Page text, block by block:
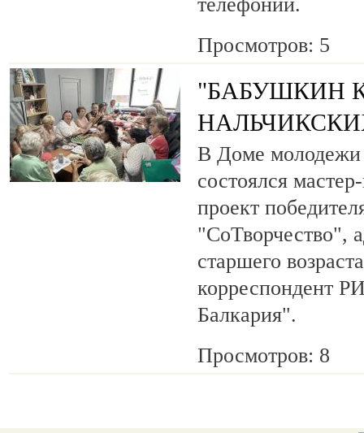
телефонии.
Просмотров: 5
"БАБУШКИН
В Доме молодежи
состоялся
проект
"СоТворчество",
старшего
корреспондент
Балкария".
Просмотров: 8